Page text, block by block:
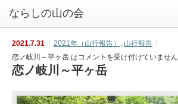
2021.7.31 2021年（山行報告） , 山行報告
恋ノ岐川～平ヶ岳 はコメントを受け付けていません
恋ノ岐川～平ヶ岳